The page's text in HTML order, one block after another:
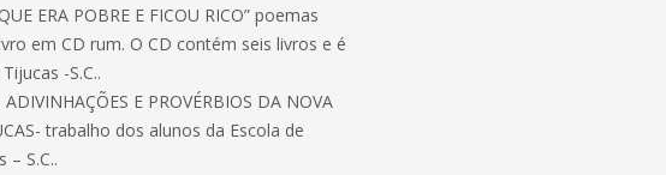
ERA POBRE E FICOU RICO” poemas
em CD rum. O CD contém seis livros e é
-S.C..
E PROVÉRBIOS DA NOVA
trabalho dos alunos da Escola de
S.C..